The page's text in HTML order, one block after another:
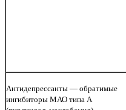
Антидепрессанты — обратимые
ингибиторы МАО типа А